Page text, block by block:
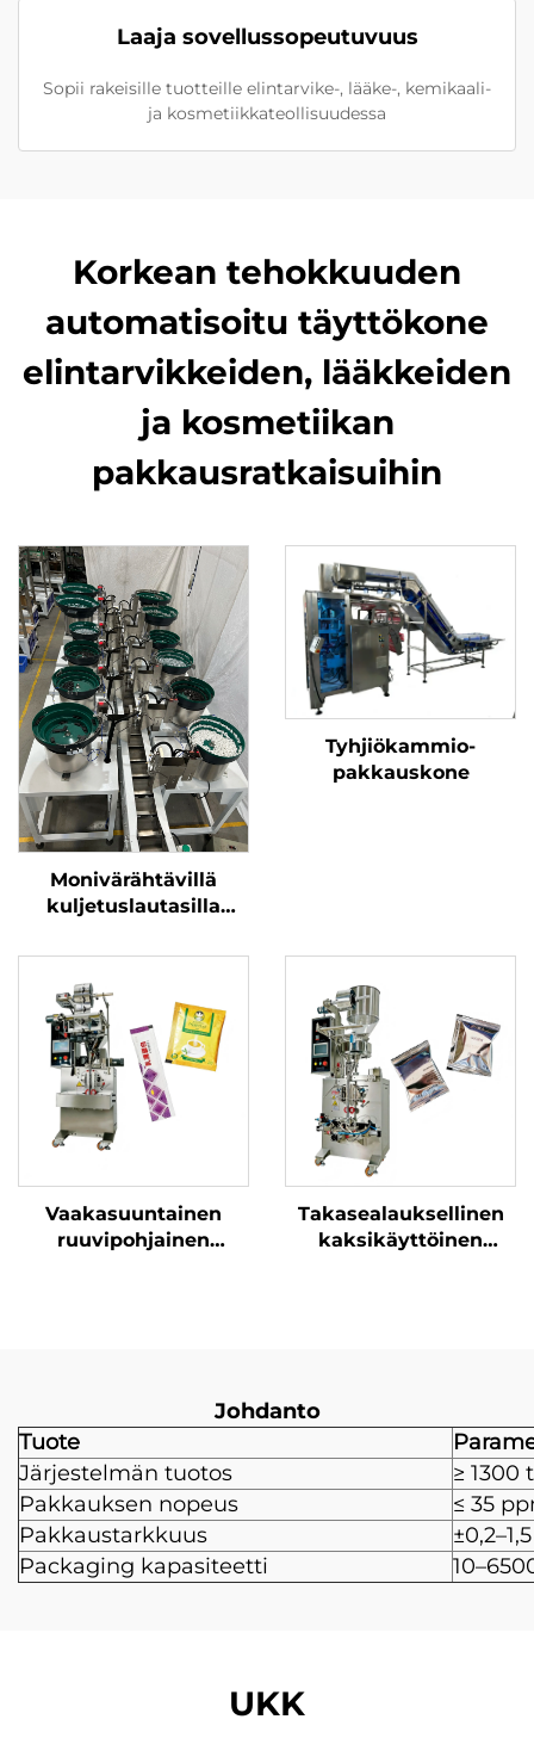
Laaja sovellussopeutuvuus
Sopii rakeisille tuotteille elintarvike-, lääke-, kemikaali-
ja kosmetiikkateollisuudessa
Korkean tehokkuuden
automatisoitu täyttökone
elintarvikkeiden, lääkkeiden
ja kosmetiikan
pakkausratkaisuihin
Monivärähtävillä
kuljetuslautasilla
ketjukuljetinpakkauskone
Tyhjiökammio-
pakkauskone
Vaakasuuntainen
ruuvipohjainen
Takasealauksellinen
kaksikäyttöinen
Johdanto
Tuote
Järjestelmän tuotos
≥ 1300
Pakkauksen nopeus
≤ 35
Pakkaustarkkuus
Packaging kapasiteetti
UKK